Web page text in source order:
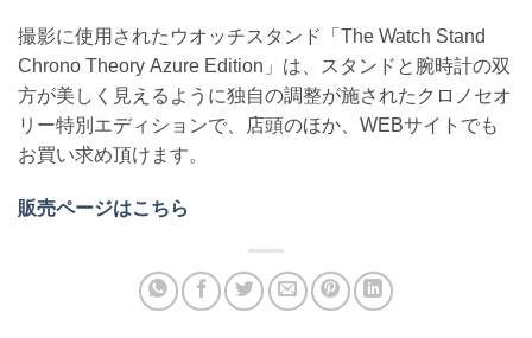
撮影に使用されたウオッチスタンド「The Watch Stand
Chrono Theory Azure Edition」は、スタンドと腕時計の双
方が美しく見えるように独自の調整が施されたクロノセオ
リー特別エディションで、店頭のほか、WEBサイトでも
お買い求め頂けます。
販売ページはこちら